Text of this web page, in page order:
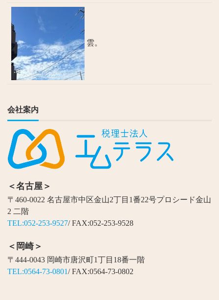
雲。
会社案内
＜名古屋＞
〒460-0022 名古屋市中区金山2丁目1番22号プロシード金山
2 二階
TEL:052-253-9527/ FAX:052-253-9528
＜岡崎＞
〒444-0043 岡崎市唐沢町1丁目18番一階
TEL:0564-73-0801/ FAX:0564-73-0802